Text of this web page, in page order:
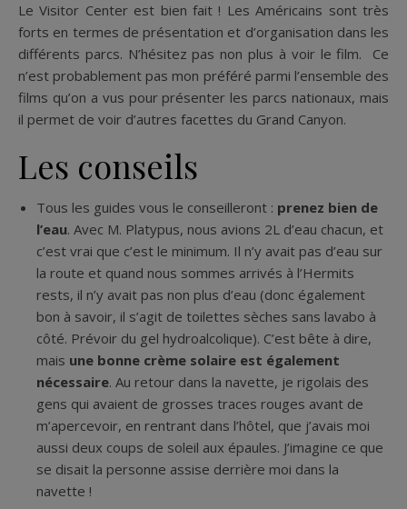
Le Visitor Center est bien fait ! Les Américains sont très
forts en termes de présentation et d’organisation dans les
différents parcs. N’hésitez pas non plus à voir le film. Ce
n’est probablement pas mon préféré parmi l’ensemble des
films qu’on a vus pour présenter les parcs nationaux, mais
il permet de voir d’autres facettes du Grand Canyon.
Les conseils
Tous les guides vous le conseilleront : prenez bien de
l’eau. Avec M. Platypus, nous avions 2L d’eau chacun, et
c’est vrai que c’est le minimum. Il n’y avait pas d’eau sur
la route et quand nous sommes arrivés à l’Hermits
rests, il n’y avait pas non plus d’eau (donc également
bon à savoir, il s’agit de toilettes sèches sans lavabo à
côté. Prévoir du gel hydroalcolique). C’est bête à dire,
mais une bonne crème solaire est également
nécessaire. Au retour dans la navette, je rigolais des
gens qui avaient de grosses traces rouges avant de
m’apercevoir, en rentrant dans l’hôtel, que j’avais moi
aussi deux coups de soleil aux épaules. J’imagine ce que
se disait la personne assise derrière moi dans la
navette !